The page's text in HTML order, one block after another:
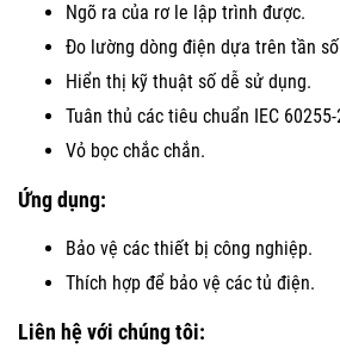
Ngõ ra của rơ le lập trình được.
Đo lường dòng điện dựa trên tần
Hiển thị kỹ thuật số dễ sử dụng.
Tuân thủ các tiêu chuẩn IEC 60255-
Vỏ bọc chắc chắn.
Ứng dụng:
Bảo vệ các thiết bị công nghiệp.
Thích hợp để bảo vệ các tủ điện.
Liên hệ với chúng tôi: